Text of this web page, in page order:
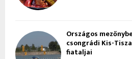
Országos
csongrádi Kis-
fiataljai